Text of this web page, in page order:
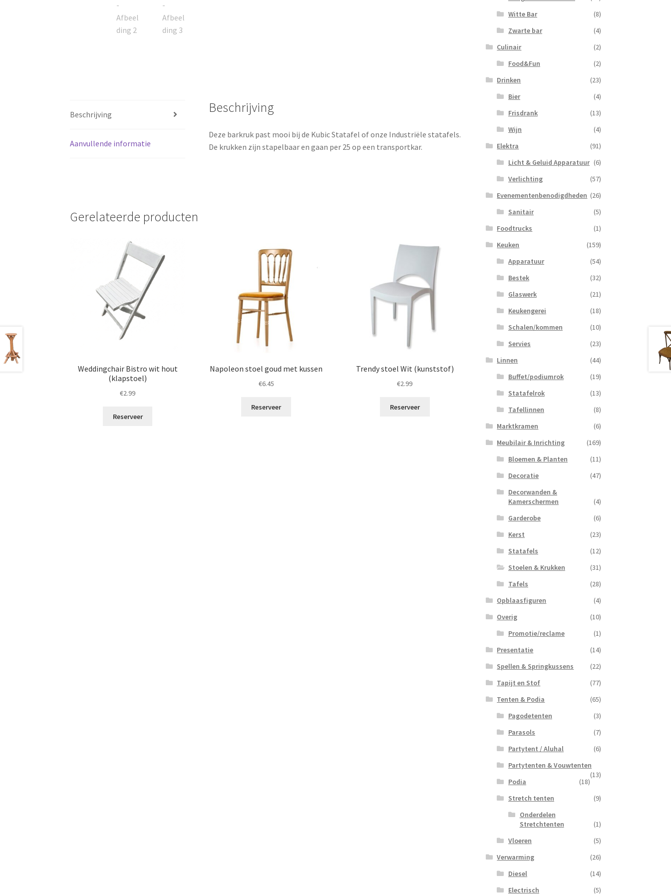
Beschrijving
Aanvullende informatie
Beschrijving
Deze barkruk past mooi bij de Kubic Statafel of onze Industriële statafels.
De krukken zijn stapelbaar en gaan per 25 op een transportkar.
Gerelateerde producten
Weddingchair Bistro wit hout
(klapstoel)
€2.99
Reserveer
Napoleon stoel goud met kussen
€6.45
Reserveer
Trendy stoel Wit (kunststof)
€2.99
Reserveer
Witte Bar
(8)
Zwarte bar
(4)
Culinair
(2)
Food&Fun
(2)
Drinken
(23)
Bier
(4)
Frisdrank
(13)
Wijn
(4)
Elektra
(91)
Licht & Geluid Apparatuur (6)
Verlichting
(57)
Evenementenbenodigdheden (26)
Sanitair
(5)
Foodtrucks
(1)
Keuken
(159)
Apparatuur
(54)
Bestek
(32)
Glaswerk
(21)
Keukengerei
(18)
Schalen/kommen
(10)
Servies
(23)
Linnen
(44)
Buffet/podiumrok
(19)
Statafelrok
(13)
Tafellinnen
(8)
Marktkramen
(6)
Meubilair & Inrichting
(169)
Bloemen & Planten
(11)
Decoratie
(47)
Decorwanden &
Kamerschermen
(4)
Garderobe
(6)
Kerst
(23)
Statafels
(12)
Stoelen & Krukken
(31)
Tafels
(28)
Opblaasfiguren
(4)
Overig
(10)
Promotie/reclame
(1)
Presentatie
(14)
Spellen & Springkussens
(22)
Tapijt en Stof
(77)
Tenten & Podia
(65)
Pagodetenten
(3)
Parasols
(7)
Partytent / Aluhal
(6)
Partytenten & Vouwtenten
(13)
Podia
(18)
Stretch tenten
(9)
Onderdelen
Stretchtenten
(1)
Vloeren
(5)
Verwarming
(26)
Diesel
(14)
Electrisch
(5)